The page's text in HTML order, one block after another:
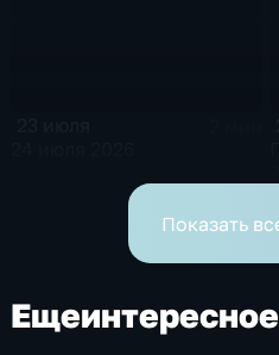
Показать
Ещеинтересное